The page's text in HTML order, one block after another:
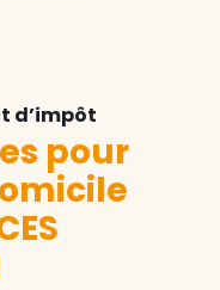
d’impôt
pour